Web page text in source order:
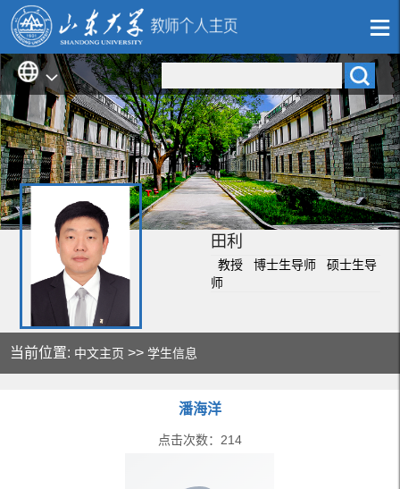
田利
教授 博士生导师 硕士生导
师
当前位置: 中文主页 >>学生信息
潘海洋
点击次数： 214